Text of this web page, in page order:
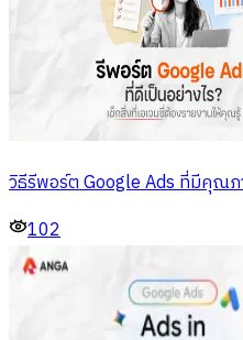
วิธีรีพอร์ต Google Ads ที่มีคุณภ
102